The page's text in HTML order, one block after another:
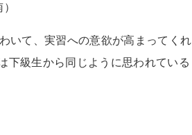
いて、実習への意欲が高まってくれ
下級生から同じように思われている